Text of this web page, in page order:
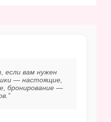
если вам нужен
— настоящие,
бронирование —